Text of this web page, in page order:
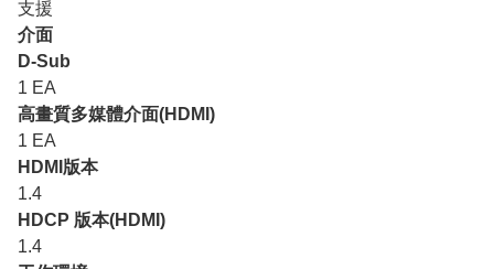
支援
介面
D-Sub
1 EA
高畫質多媒體介面(HDMI)
1 EA
HDMI版本
1.4
HDCP 版本(HDMI)
1.4